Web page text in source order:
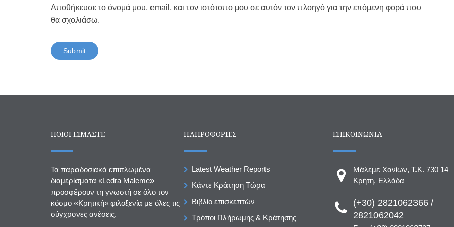
Αποθήκευσε το όνομά μου, email, και τον ιστότοπο μου σε αυτόν τον πλοηγό για την επόμενη φορά που
θα σχολιάσω.
ΠΟΙΟΙ ΕΙΜΑΣΤΕ
Τα παραδοσιακά επιπλωμένα
διαμερίσματα «Ledra Maleme»
προσφέρουν τη γνωστή σε όλο τον
κόσμο «Κρητική» φιλοξενία με όλες τις
σύγχρονες ανέσεις.
ΠΛΗΡΟΦΟΡΙΕΣ
Latest Weather Reports
Κάντε Κράτηση Τώρα
Βιβλίο επισκεπτών
Τρόποι Πλήρωμης & Κράτησης
ΕΠΙΚΟΙΝΩΝΙΑ
Μάλεμε Χανίων, T.K. 730 14
Κρήτη, Ελλάδα
(+30) 2821062366 /
2821062042